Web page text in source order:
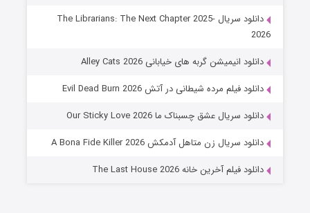
عملیات آپارتمان
قسمت2 (زیرنویس) منتشر شد
دانلود سریال The Librarians: The Next Chapter 2025-
2026
دانلود انیمیشن گربه های خیابانی Alley Cats 2026
دانلود فیلم مرده شیطانی در آتش Evil Dead Burn 2026
دانلود سریال عشق چسبناک ما Our Sticky Love 2026
دانلود سریال زن متاهل آدمکش A Bona Fide Killer 2026
دانلود فیلم آخرین خانه The Last House 2026